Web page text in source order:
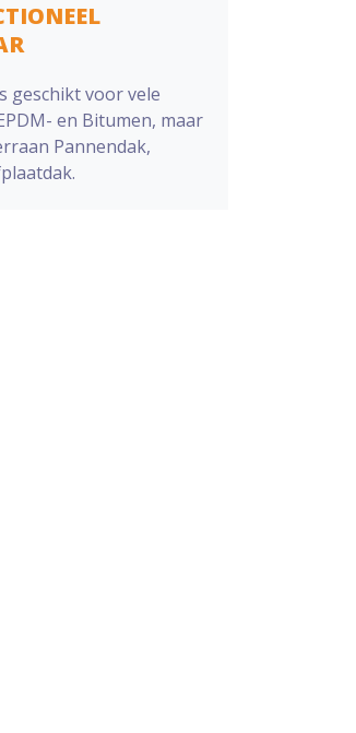
geschikt voor vele
en Bitumen, maar
Pannendak,